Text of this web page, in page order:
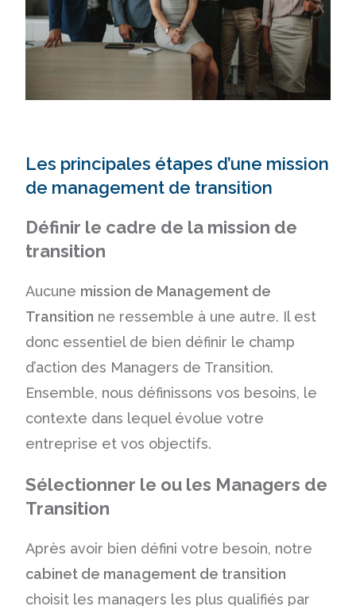
Les principales étapes d’une mission
de management de transition
Définir le cadre de la mission de
transition
Aucune mission de Management de
Transition ne ressemble à une autre. Il est
donc essentiel de bien définir le champ
d’action des Managers de Transition.
Ensemble, nous définissons vos besoins, le
contexte dans lequel évolue votre
entreprise et vos objectifs.
Sélectionner le ou les Managers de
Transition
Après avoir bien défini votre besoin, notre
cabinet de management de transition
choisit les managers les plus qualifiés par